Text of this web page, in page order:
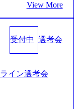
00318d5c0dff_120
明資料 (https://spea
jie-zi-liao-zhong-tu-
ビス」「カルチャ
げています！ (htt
務」を受託 (http
レバレ
」リリー
View More
受付中 選考会
イン選考会